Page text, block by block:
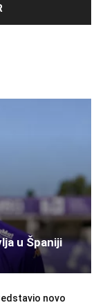
u Španiji
novo